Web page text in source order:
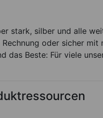
stark, silber und alle
oder sicher
das Beste: Für viele
18,94€